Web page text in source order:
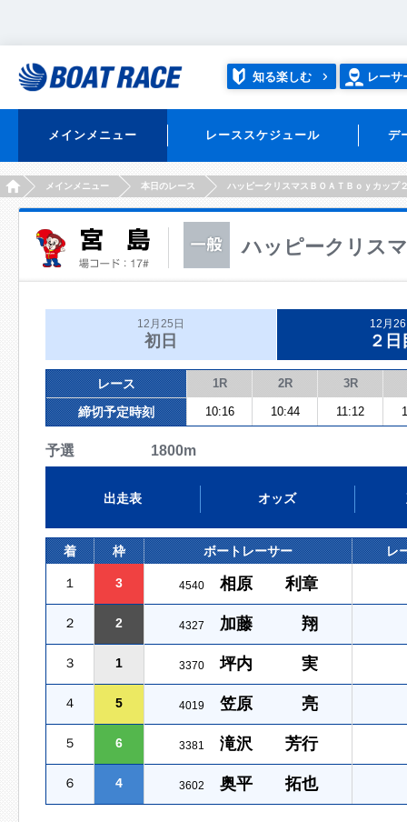
知る楽しむ レーサ
メインメニュー レーススケジュール デ
HOMEメインメニュー 本日のレース ハッピークリスマスＢＯＡＴＢｏｙカップ
ハッピークリス
12月25日
初日
12月
２日
レース 1R 2R 3R
締切予定時刻 10:16 10:44 11:12
予選 1800m
出走表 オッズ
着 枠 ボートレーサー レ
１ 3 4540 相原 利章
２ 2 4327 加藤 翔
３ 1 3370 坪内 実
４ 5 4019 笠原 亮
５ 6 3381 滝沢 芳行
６ 4 3602 奥平 拓也